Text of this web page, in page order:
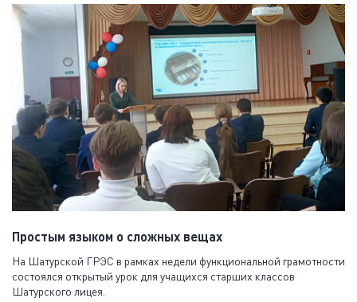
Простым языком о сложных вещах
На Шатурской ГРЭС в рамках недели функциональной грамотности
состоялся открытый урок для учащихся старших классов
Шатурского лицея.